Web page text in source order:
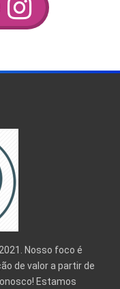
Nosso foco é
de valor a partir de
Estamos